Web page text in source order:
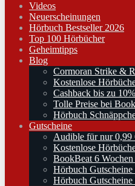
Videos
Neuerscheinungen
Hörbuch Bestseller 2026
Top 100 Hörbücher
Geheimtipps
Blog
Cormoran Strike &
Kostenlose
Cashback bis zu 10%
Tolle Preise bei
Hörbuch
Gutscheine
Audible für nur 0,99
Kostenlose
BookBeat 6 Wochen
Hörbuch Gutscheine
Hörbuch